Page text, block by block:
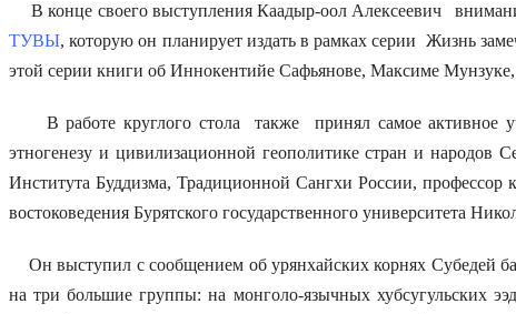
В конце своего выступления Каадыр-оол Алексеевич
ТУВЫ, которую он планирует издать в рамках серии Жизнь
этой серии книги об Иннокентийе Сафьянове, Максиме
В работе круглого стола также принял самое активное
этногенезу и цивилизационной геополитике стран и
Института Буддизма, Традиционной Сангхи России,
востоковедения Бурятского государственного университета
Он выступил с сообщением об урянхайских корнях Субедей
на три большие группы: на монголо-язычных хубсугульских